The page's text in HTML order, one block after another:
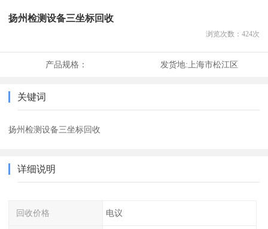
扬州检测设备三坐标回收
浏览次数： 424次
产品规格： 发货地:上海市松江区
关键词
扬州检测设备三坐标回收
详细说明
回收价格 电议